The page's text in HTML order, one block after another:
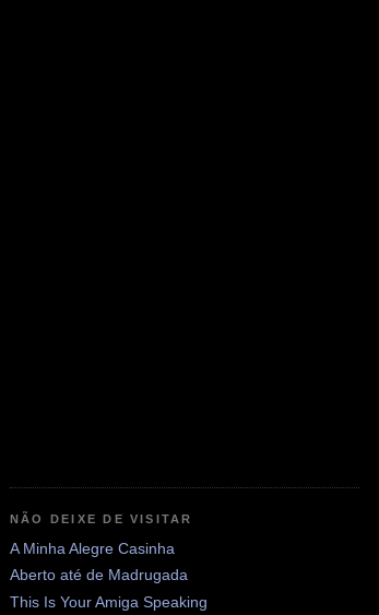
NÃO DEIXE DE VISITAR
A Minha Alegre Casinha
Aberto até de Madrugada
This Is Your Amiga Speaking